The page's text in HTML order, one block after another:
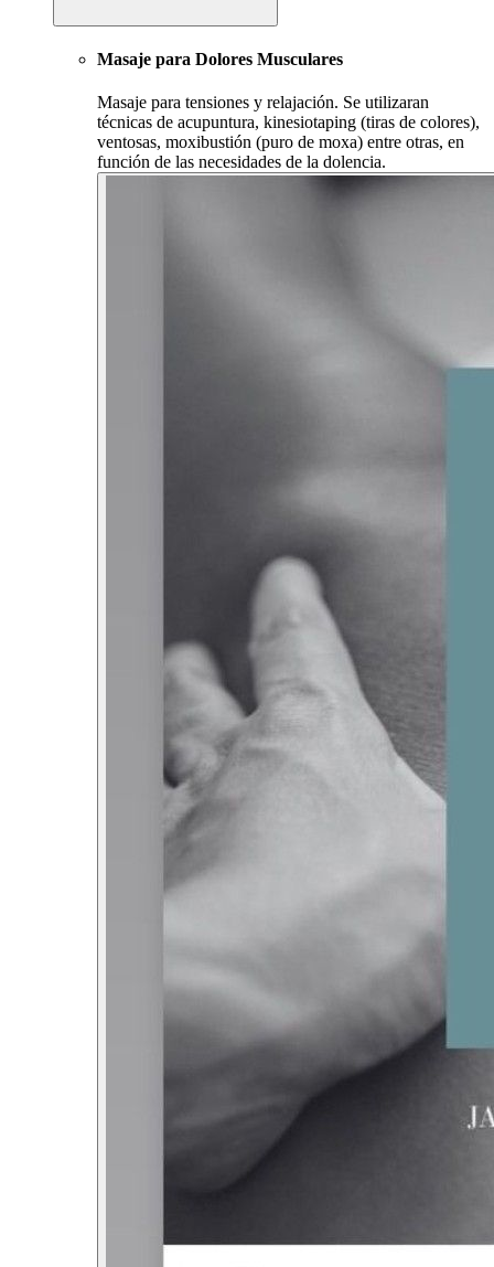
Masaje para Dolores Musculares
Masaje para tensiones y relajación. Se utilizaran
técnicas de acupuntura, kinesiotaping (tiras de colores),
ventosas, moxibustión (puro de moxa) entre otras, en
función de las necesidades de la dolencia.